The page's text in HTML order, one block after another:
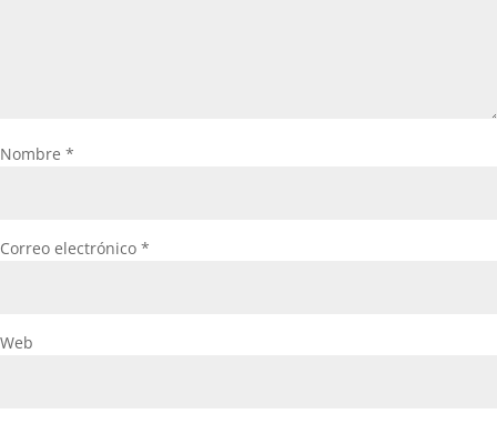
Nombre *
Correo electrónico *
Web